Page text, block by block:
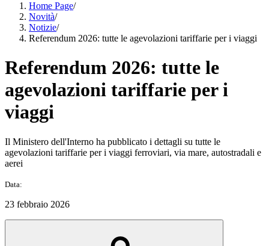
Home Page/
Novità/
Notizie/
Referendum 2026: tutte le agevolazioni tariffarie per i viaggi
Referendum 2026: tutte le
agevolazioni tariffarie per i
viaggi
Il Ministero dell'Interno ha pubblicato i dettagli su tutte le
agevolazioni tariffarie per i viaggi ferroviari, via mare, autostradali e
aerei
Data:
23 febbraio 2026